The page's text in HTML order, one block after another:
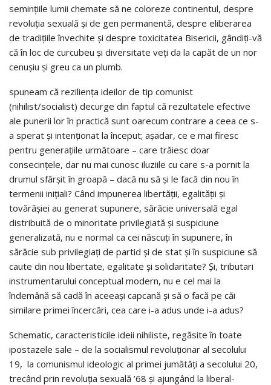
semințiile lumii chemate să ne coloreze continentul, despre
revoluția sexuală și de gen permanentă, despre eliberarea
de tradițiile învechite și despre toxicitatea Bisericii, gândiți-vă
că în loc de curcubeu și diversitate veți da la capăt de un nor
cenușiu și greu ca un plumb.
spuneam că reziliența ideilor de tip comunist
(nihilist/socialist) decurge din faptul că rezultatele efective
ale punerii lor în practică sunt oarecum contrare a ceea ce s-
a sperat și intenționat la început; așadar, ce e mai firesc
pentru generațiile următoare – care trăiesc doar
consecințele, dar nu mai cunosc iluziile cu care s-a pornit la
drumul sfârșit în groapă – dacă nu să și le facă din nou în
termenii inițiali? Când impunerea libertății, egalității și
tovărășiei au generat supunere, sărăcie universală egal
distribuită de o minoritate privilegiată și suspiciune
generalizată, nu e normal ca cei născuți în supunere, în
sărăcie sub privilegiați de partid și de stat și în suspiciune să
caute din nou libertate, egalitate și solidaritate? Și, tributari
instrumentarului conceptual modern, nu e cel mai la
îndemână să cadă în aceeași capcană și să o facă pe căi
similare primei încercări, cea care i-a adus unde i-a adus?
Schematic, caracteristicile ideii nihiliste, regăsite în toate
ipostazele sale – de la socialismul revoluționar al secolului
19, la comunismul ideologic al primei jumătăți a secolului 20,
trecând prin revoluția sexuală ’68 și ajungând la liberal-